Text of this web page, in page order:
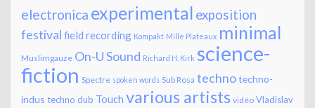
electronica experimental exposition
festival field recording Kompakt Mille Plateaux minimal
Muslimgauze On-U Sound Richard H. Kirk science-
fiction Spectre spoken words Sub Rosa technotechno-
indus techno dub Touch various artists vidéo Vladislav